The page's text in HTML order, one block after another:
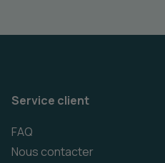
Service client
FAQ
Nous contacter